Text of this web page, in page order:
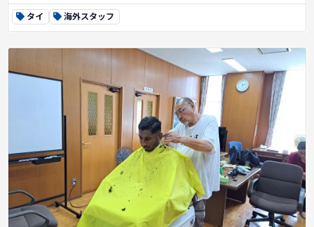
タイ 海外スタッフ